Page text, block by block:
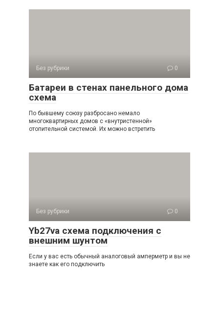
Без рубрики 0
Батареи в стенах панельного дома
схема
По бывшему союзу разбросано немало
многоквартирных домов с «внутристенной»
отопительной системой. Их можно встретить
Без рубрики 0
Yb27va схема подключения с
внешним шунтом
Если у вас есть обычный аналоговый амперметр и вы не
знаете как его подключить